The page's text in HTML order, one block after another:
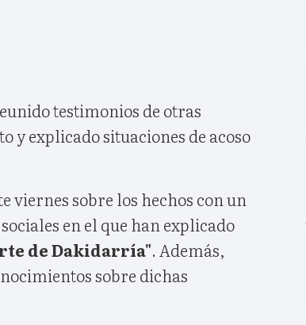
testimonios de otras
y explicado situaciones de acoso
viernes sobre los hechos con un
en el que han explicado
de Dakidarría". Además,
sobre dichas